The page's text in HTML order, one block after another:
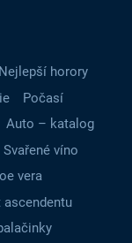
Nejlepší horory
Počasí
Auto – katalog
Svařené víno
vera
ascendentu